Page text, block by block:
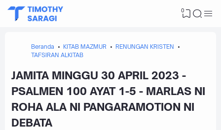
0
Beranda KITAB MAZMUR
RENUNGAN KRISTEN
TAFSIRAN ALKITAB
JAMITA MINGGU 30 APRIL 2023 -
PSALMEN 100 AYAT 1-5 - MARLAS NI
ROHA ALA NI PANGARAMOTION NI
DEBATA